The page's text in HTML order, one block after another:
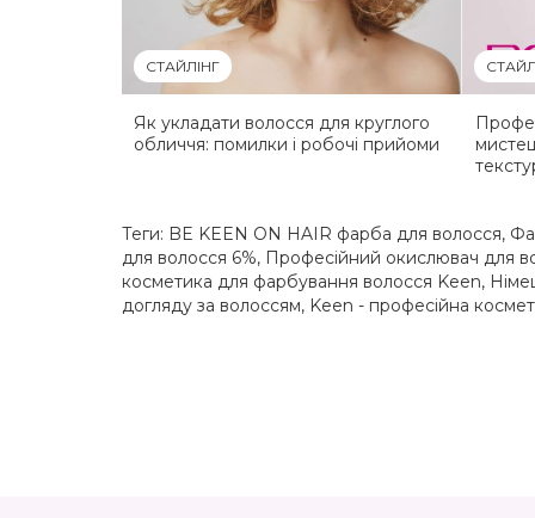
СТАЙЛІНГ
Як укладати волосся для круглого
обличчя: помилки і робочі прийоми
Теги: BE KEEN ON HAIR фарба для волосся,
для волосся 6%, Професійний окислювач для
косметика для фарбування волосся Keen,
догляду за волоссям, Keen - професійна